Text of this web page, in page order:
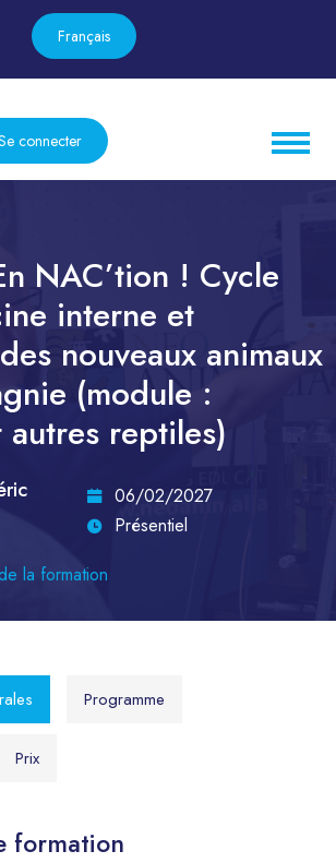
Français
connecter
NAC’tion ! Cycle
interne et
nouveaux animaux
(module :
autres reptiles)
06/02/2027
Présentiel
la formation
Programme
Prix
formation